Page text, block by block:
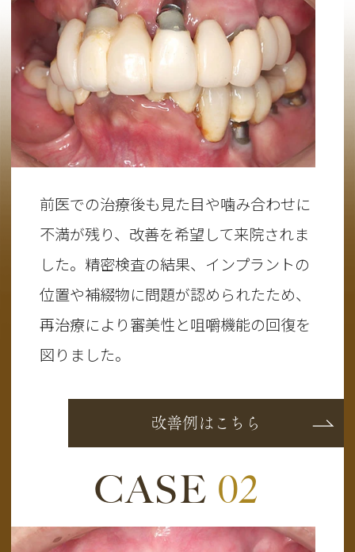
前医での治療後も見た目や噛み合わせに
不満が残り、改善を希望して来院されま
した。精密検査の結果、インプラントの
位置や補綴物に問題が認められたため、
再治療により審美性と咀嚼機能の回復を
図りました。
改善例はこちら
CASE 02